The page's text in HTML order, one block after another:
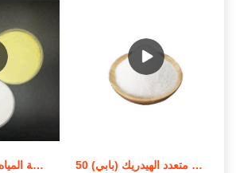
معالجة المياه بالكهرباء الأنيونية (RX FLOC 100) في التسويق الأيرلندي معالجة المياه استر كحول فوسفات متعدد الهيدريك (بابي) 50%